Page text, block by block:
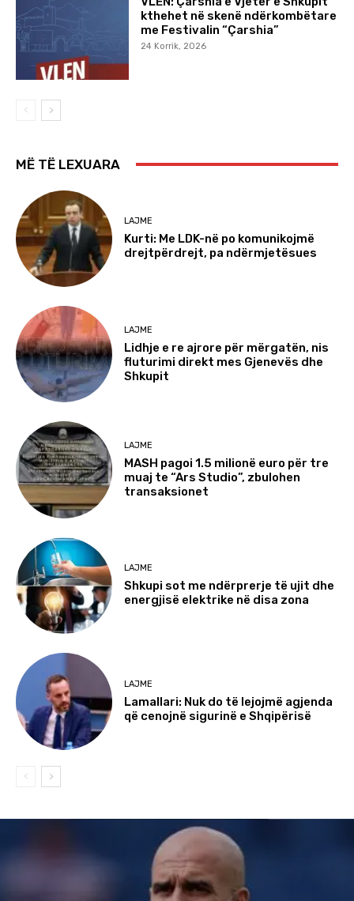
kthehet në skenë ndërkombëtare
me Festivalin “Çarshia”
24 Korrik, 2026
MË TË LEXUARA
LAJME
Kurti: Me LDK-në po komunikojmë
drejtpërdrejt, pa ndërmjetësues
LAJME
Lidhje e re ajrore për mërgatën, nis
fluturimi direkt mes Gjenevës dhe
Shkupit
LAJME
MASH pagoi 1.5 milionë euro për tre
muaj te “Ars Studio”, zbulohen
transaksionet
LAJME
Shkupi sot me ndërprerje të ujit dhe
energjisë elektrike në disa zona
LAJME
Lamallari: Nuk do të lejojmë agjenda
që cenojnë sigurinë e Shqipërisë